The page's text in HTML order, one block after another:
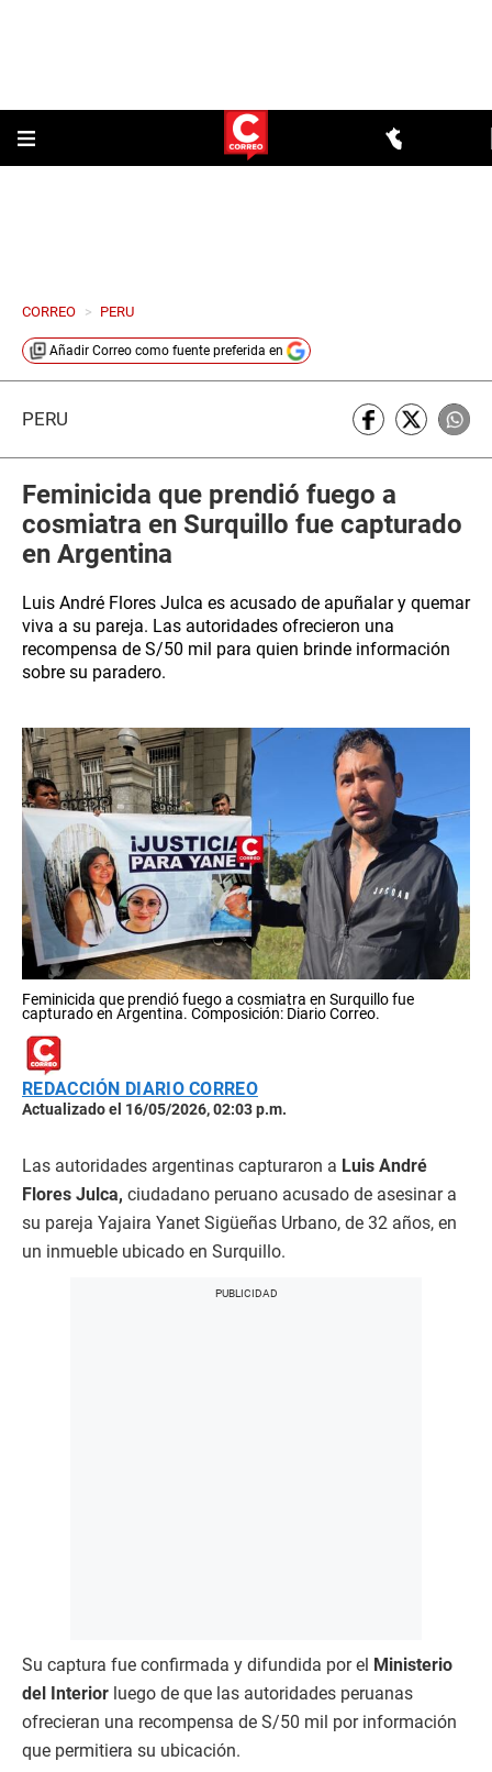
CORREO > PERU
Añadir Correo como fuente preferida en
PERÚ
Feminicida que prendió fuego a
cosmiatra en Surquillo fue capturado
en Argentina
Luis André Flores Julca es acusado de apuñalar y quemar
viva a su pareja. Las autoridades ofrecieron una
recompensa de S/50 mil para quien brinde información
sobre su paradero.
Feminicida que prendió fuego a cosmiatra en Surquillo fue
capturado en Argentina. Composición: Diario Correo.
REDACCIÓN DIARIO CORREO
Actualizado el 16/05/2026, 02:03 p.m.
Las autoridades argentinas capturaron a Luis André
Flores Julca, ciudadano peruano acusado de asesinar a
su pareja Yajaira Yanet Sigüeñas Urbano, de 32 años, en
un inmueble ubicado en Surquillo.
Su captura fue confirmada y difundida por el Ministerio
del Interior luego de que las autoridades peruanas
ofrecieran una recompensa de S/50 mil por información
que permitiera su ubicación.